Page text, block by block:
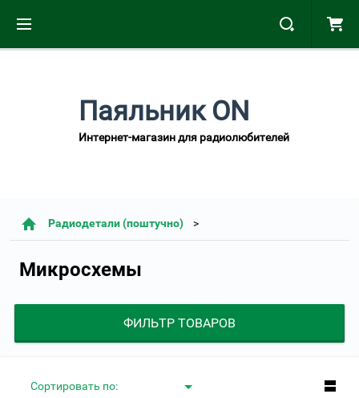
Паяльник ON
Интернет-магазин для радиолюбителей
Радиодетали (поштучно)
Микросхемы
ФИЛЬТР ТОВАРОВ
Сортировать по: